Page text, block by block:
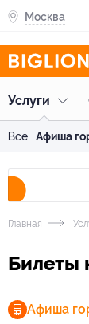
Москва
Услуги
Все Афиша
Главная
Билеты
Афиша